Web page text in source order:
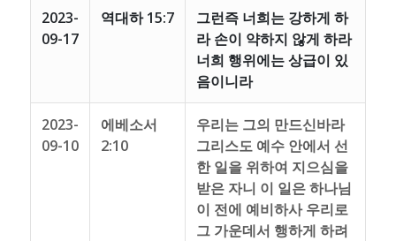
2023-
09-17
역대하 15:7
그런즉 너희는 강하게 하
라 손이 약하지 않게 하라
너희 행위에는 상급이 있
음이니라
2023-
09-10
에베소서
2:10
우리는 그의 만드신바라
그리스도 예수 안에서 선
한 일을 위하여 지으심을
받은 자니 이 일은 하나님
이 전에 예비하사 우리로
그 가운데서 행하게 하려